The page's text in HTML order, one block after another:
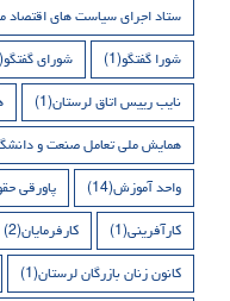
ستاد اجرای سیاست های اقتصاد
شورا گفتگو(1) شورای گفتگو(2)
نایب رییس اتاق لرستان(1)
همایش ملی تعامل صنعت و
واحد آموزش(14) پاورقی
کارآفرینی(1) کارفرمایان(2)
کانون زنان بازرگان لرستان(1)